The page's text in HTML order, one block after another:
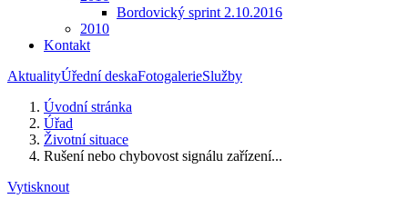
Bordovický sprint 2.10.2016
2010
Kontakt
AktualityÚřední deskaFotogalerieSlužby
Úvodní stránka
Úřad
Životní situace
Rušení nebo chybovost signálu zařízení...
Vytisknout